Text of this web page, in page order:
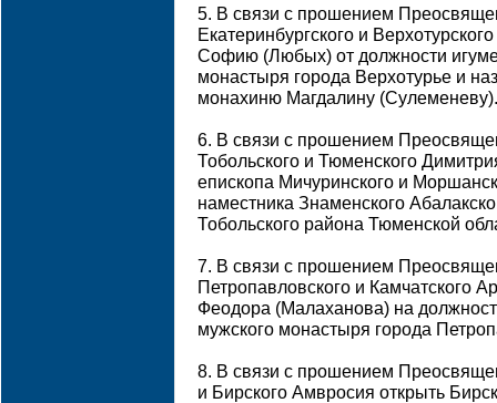
5. В связи с прошением
Екатеринбургского и
Софию (Любых) от должности
монастыря города Верхотурье и
монахиню Магдалину (Сулеменеву).
6. В связи с прошением
Тобольского и Тюменского
епископа Мичуринского и
наместника Знаменского
Тобольского района Тюменской
7. В связи с прошением
Петропавловского и Камчатского
Феодора (Малаханова) на
мужского монастыря города
8. В связи с прошением
и Бирского Амвросия открыть